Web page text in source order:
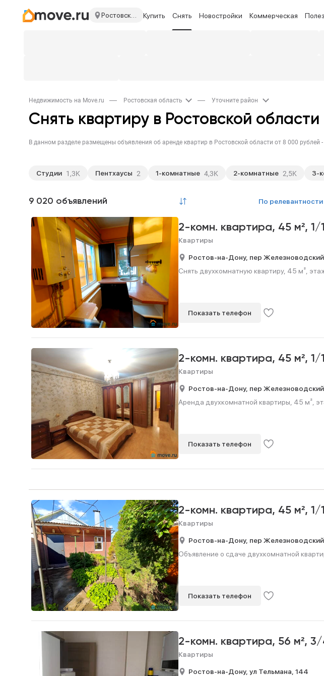
Ростовская область Купить Снять Новостройки Коммерческая
Недвижимость на Move.ru Ростовская область Уточните район
Снять квартиру в Ростовской области
Студии 1,3K Пентхаусы 2 1-комнатные 4,3K 2-комнатные 2,5K 3-
9 020 объявлений по релевантности
2-комн. квартира, 45 м², 1/
Квартиры
Ростов-на-Дону, пер Железноводский
Снять двухкомнатную квартиру, 45 м², этаж
Показать телефон
2-комн. квартира, 45 м², 1/
Квартиры
Ростов-на-Дону, пер Железноводский
Аренда двухкомнатной квартиры, 45 м²,
Показать телефон
2-комн. квартира, 45 м², 1/
Квартиры
Ростов-на-Дону, пер Железноводский
Объявление о сдаче двухкомнатной
Показать телефон
2-комн. квартира, 56 м², 3/
Квартиры
Ростов-на-Дону, ул Тельмана, 144